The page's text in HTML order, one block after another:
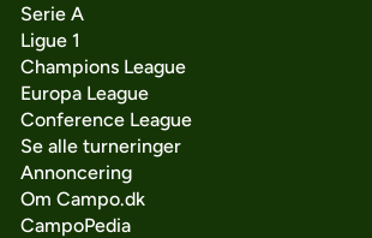
Serie A
Ligue 1
Champions League
Europa League
Conference League
Se alle turneringer
Annoncering
Om Campo.dk
CampoPedia